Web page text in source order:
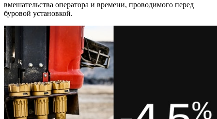
вмешательства оператора и времени, проводимого перед
буровой установкой.